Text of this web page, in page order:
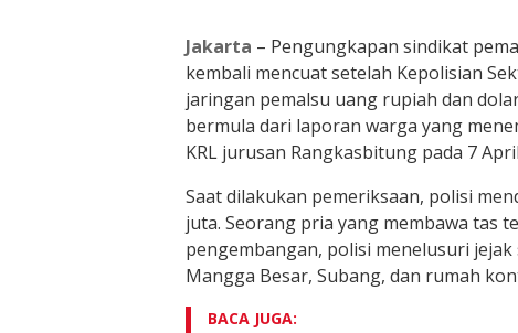
Jakarta – Pengungkapan sindikat
kembali mencuat setelah Kepolisian
jaringan pemalsu uang rupiah dan
bermula dari laporan warga yang
KRL jurusan Rangkasbitung pada 7
Saat dilakukan pemeriksaan, polisi
juta. Seorang pria yang membawa tas
pengembangan, polisi menelusuri
Mangga Besar, Subang, dan rumah
BACA JUGA: